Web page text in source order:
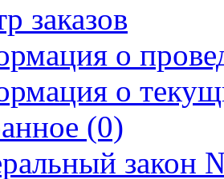
заказов
о
о
(0)
закон